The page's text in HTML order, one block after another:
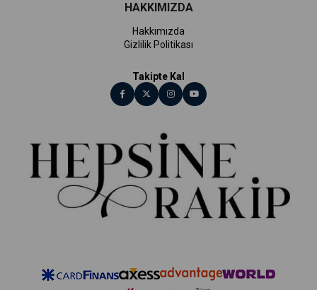
HAKKIMIZDA
Hakkımızda
Gizlilik Politikası
Takipte Kal